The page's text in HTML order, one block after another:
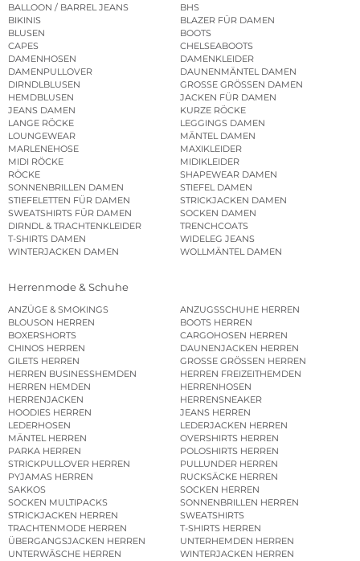
BALLOON / BARREL JEANS
BHS
BIKINIS
BLAZER FÜR DAMEN
BLUSEN
BOOTS
CAPES
CHELSEABOOTS
DAMENHOSEN
DAMENKLEIDER
DAMENPULLOVER
DAUNENMÄNTEL DAMEN
DIRNDLBLUSEN
GROSSE GRÖSSEN DAMEN
HEMDBLUSEN
JACKEN FÜR DAMEN
JEANS DAMEN
KURZE RÖCKE
LANGE RÖCKE
LEGGINGS DAMEN
LOUNGEWEAR
MÄNTEL DAMEN
MARLENEHOSE
MAXIKLEIDER
MIDI RÖCKE
MIDIKLEIDER
RÖCKE
SHAPEWEAR DAMEN
SONNENBRILLEN DAMEN
STIEFEL DAMEN
STIEFELETTEN FÜR DAMEN
STRICKJACKEN DAMEN
SWEATSHIRTS FÜR DAMEN
SOCKEN DAMEN
DIRNDL & TRACHTENKLEIDER
TRENCHCOATS
T-SHIRTS DAMEN
WIDELEG JEANS
WINTERJACKEN DAMEN
WOLLMÄNTEL DAMEN
Herrenmode & Schuhe
ANZÜGE & SMOKINGS
ANZUGSSCHUHE HERREN
BLOUSON HERREN
BOOTS HERREN
BOXERSHORTS
CARGOHOSEN HERREN
CHINOS HERREN
DAUNENJACKEN HERREN
GILETS HERREN
GROSSE GRÖSSEN HERREN
HERREN BUSINESSHEMDEN
HERREN FREIZEITHEMDEN
HERREN HEMDEN
HERRENHOSEN
HERRENJACKEN
HERRENSNEAKER
HOODIES HERREN
JEANS HERREN
LEDERHOSEN
LEDERJACKEN HERREN
MÄNTEL HERREN
OVERSHIRTS HERREN
PARKA HERREN
POLOSHIRTS HERREN
STRICKPULLOVER HERREN
PULLUNDER HERREN
PYJAMAS HERREN
RUCKSÄCKE HERREN
SAKKOS
SOCKEN HERREN
SOCKEN MULTIPACKS
SONNENBRILLEN HERREN
STRICKJACKEN HERREN
SWEATSHIRTS
TRACHTENMODE HERREN
T-SHIRTS HERREN
ÜBERGANGSJACKEN HERREN
UNTERHEMDEN HERREN
UNTERWÄSCHE HERREN
WINTERJACKEN HERREN